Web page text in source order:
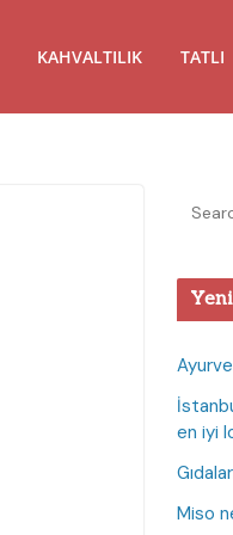
KAHVALTILIK TATLI
en iyi
Miso